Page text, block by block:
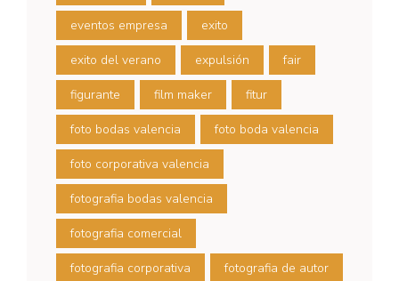
eventos empresa exito
exito del verano expulsión fair
figurante film maker fitur
foto bodas valencia foto boda valencia
foto corporativa valencia
fotografia bodas valencia
fotografia comercial
fotografia corporativa fotografia de autor